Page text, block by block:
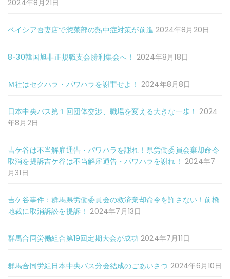
2024年8月21日
ベイシア吾妻店で惣菜部の熱中症対策が前進 2024年8月20日
8･30韓国旭非正規職支会勝利集会へ！ 2024年8月18日
Ｍ社はセクハラ・パワハラを謝罪せよ！ 2024年8月8日
日本中央バス第１回団体交渉、職場を変える大きな一歩！ 2024
年8月2日
吉ケ谷は不当解雇通告・パワハラを謝れ！県労働委員会棄却命令
取消を提訴吉ケ谷は不当解雇通告・パワハラを謝れ！ 2024年7
月31日
吉ケ谷事件：群馬県労働委員会の救済棄却命令を許さない！前橋
地裁に取消訴訟を提訴！ 2024年7月13日
群馬合同労働組合第19回定期大会が成功 2024年7月11日
群馬合同労組日本中央バス分会結成のごあいさつ 2024年6月10日